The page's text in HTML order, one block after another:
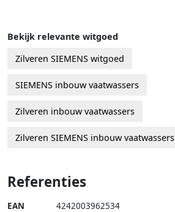
Bekijk relevante witgoed
Zilveren SIEMENS witgoed
SIEMENS inbouw vaatwassers
Zilveren inbouw vaatwassers
Zilveren SIEMENS inbouw vaatwassers
Referenties
EAN 4242003962534